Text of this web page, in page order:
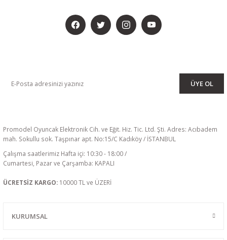
ÜYE OL
Promodel Oyuncak Elektronik Cih. ve Eğit. Hiz. Tic. Ltd. Şti. Adres: Acıbadem
mah. Sokullu sok. Taşpınar apt. No:15/C Kadıköy / İSTANBUL
Çalışma saatlerimiz Hafta içi: 10:30 - 18:00 /
Cumartesi, Pazar ve Çarşamba: KAPALI
ÜCRETSİZ KARGO: 10000 TL ve ÜZERİ
KURUMSAL